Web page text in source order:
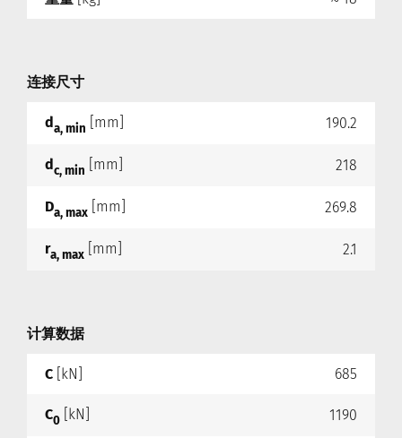
连接尺寸
da, min [mm] 190.2
dc, min [mm] 218
Da, max [mm] 269.8
ra, max [mm] 2.1
计算数据
C [kN] 685
C0 [kN] 1190